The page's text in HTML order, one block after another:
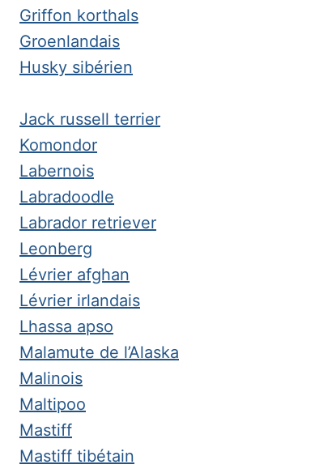
Griffon korthals
Groenlandais
Husky sibérien
Jack russell terrier
Komondor
Labernois
Labradoodle
Labrador retriever
Leonberg
Lévrier afghan
Lévrier irlandais
Lhassa apso
Malamute de l’Alaska
Malinois
Maltipoo
Mastiff
Mastiff tibétain